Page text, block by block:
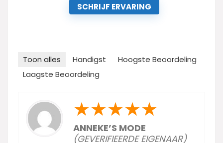
SCHRIJF ERVARING
Toon alles Handigst
Hoogste Beoordeling
Laagste Beoordeling
★★★★★
ANNEKE’S MODE
(GEVERIFIEERDE EIGENAAR)